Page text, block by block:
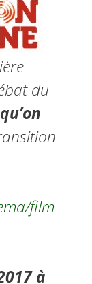
du
film
à